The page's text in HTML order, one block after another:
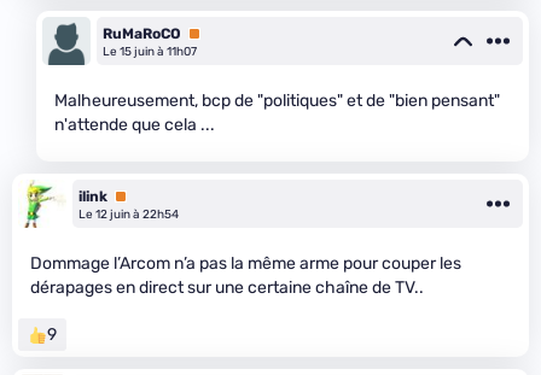
RuMaRoCO
Premium
Le 15 juin à 11h07
Malheureusement, bcp de "politiques" et de "bien pensant"
n'attende que cela ...
ilink Premium
Le 12 juin à 22h54
Dommage l’Arcom n’a pas la même arme pour couper les
dérapages en direct sur une certaine chaîne de TV..
9